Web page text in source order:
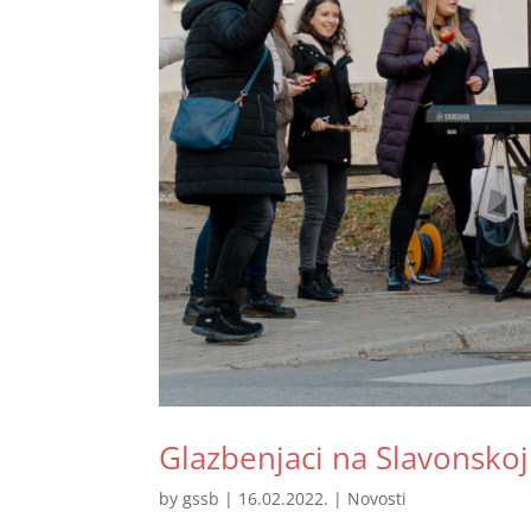
Glazbenjaci na
bygssb | 16.02.2022. | Novosti